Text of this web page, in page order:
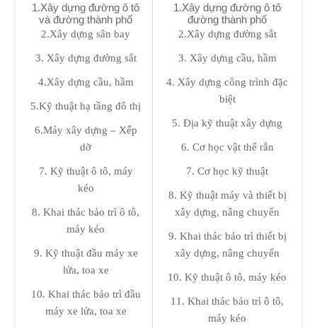
1.Xây dựng đường ô tô
và đường thành phố
2.Xây dựng sân bay
3. Xây dựng đường sắt
4.Xây dựng cầu, hầm
5.Kỹ thuật hạ tầng đô thị
6.Máy xây dựng – Xếp
dỡ
7. Kỹ thuật ô tô, máy
kéo
8. Khai thác bảo trì ô tô,
máy kéo
9. Kỹ thuật đầu máy xe
lửa, toa xe
10. Khai thác bảo trì đầu
máy xe lửa, toa xe
1.Xây dựng đường ô tô
đường thành phố
2.Xây dựng đường sắt
3. Xây dựng cầu, hầm
4. Xây dựng công trình đặc
biệt
5. Địa kỹ thuật xây dựng
6. Cơ học vật thể rắn
7. Cơ học kỹ thuật
8. Kỹ thuật máy và thiết bị
xây dựng, nâng chuyển
9. Khai thác bảo trì thiết bị
xây dựng, nâng chuyển
10. Kỹ thuật ô tô, máy kéo
11. Khai thác bảo trì ô tô,
máy kéo